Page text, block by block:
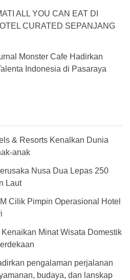
ALL YOU CAN EAT DI
CURATED SEPANJANG
Monster Cafe Hadirkan
Indonesia di Pasaraya
& Resorts Kenalkan Dunia
anak
Nusa Dua Lepas 250
Laut
Cilik Pimpin Operasional Hotel
Minat Wisata Domestik
pengalaman perjalanan
budaya, dan lanskap